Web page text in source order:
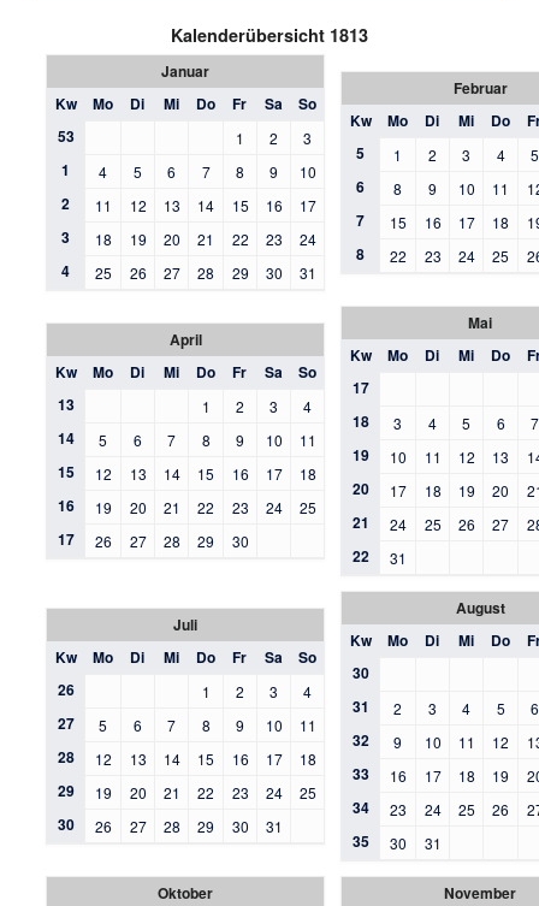
Kalenderübersicht 1813
Januar
Kw
Mo Di Mi Do Fr Sa
So
53
1 2 3
1 4 5 6 7 8 9 10
2 11 12 13 14 15 16 17
3 18 19 20 21 22 23 24
4 25 26 27 28 29 30 31
Februar
Kw
Mo Di Mi Do
5
1 2 3 4 5
6 8 9 10 11
7 15 16 17 18
8 22 23 24 25
April
Kw
Mo Di Mi Do Fr Sa
So
13
1 2 3 4
14 5 6 7 8 9 10 11
15 12 13 14 15 16 17 18
16 19 20 21 22 23 24 25
17 26 27 28 29 30
Mai
Kw
Mo Di Mi Do
17
18
3 4 5 6 7
19 10 11 12 13
20 17 18 19 20
21 24 25 26 27
22 31
Juli
Kw
Mo Di Mi Do Fr Sa
So
26
1 2 3 4
27 5 6 7 8 9 10 11
28 12 13 14 15 16 17 18
29 19 20 21 22 23 24 25
30 26 27 28 29 30 31
August
Kw
Mo Di Mi Do
30
31
2 3 4 5 6
32 9 10 11 12
33 16 17 18 19
34 23 24 25 26
35 30 31
Oktober
November